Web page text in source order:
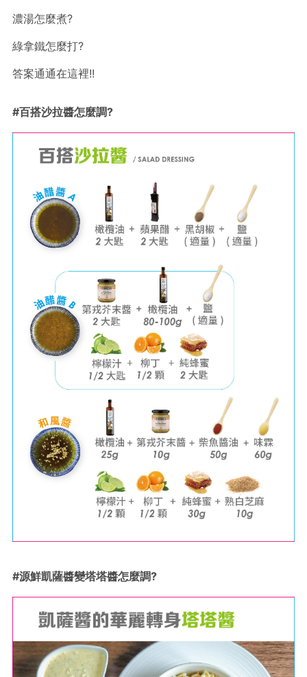
濃湯怎麼煮?
綠拿鐵怎麼打?
答案通通在這裡!!
#百搭沙拉醬怎麼調?
#源鮮凱薩醬變塔塔醬怎麼調?